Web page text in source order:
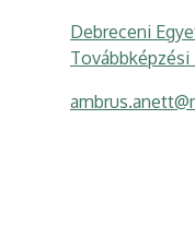
Debreceni